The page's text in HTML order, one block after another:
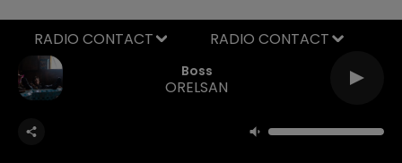
Boss
ORELSAN
RADIO CONTACT